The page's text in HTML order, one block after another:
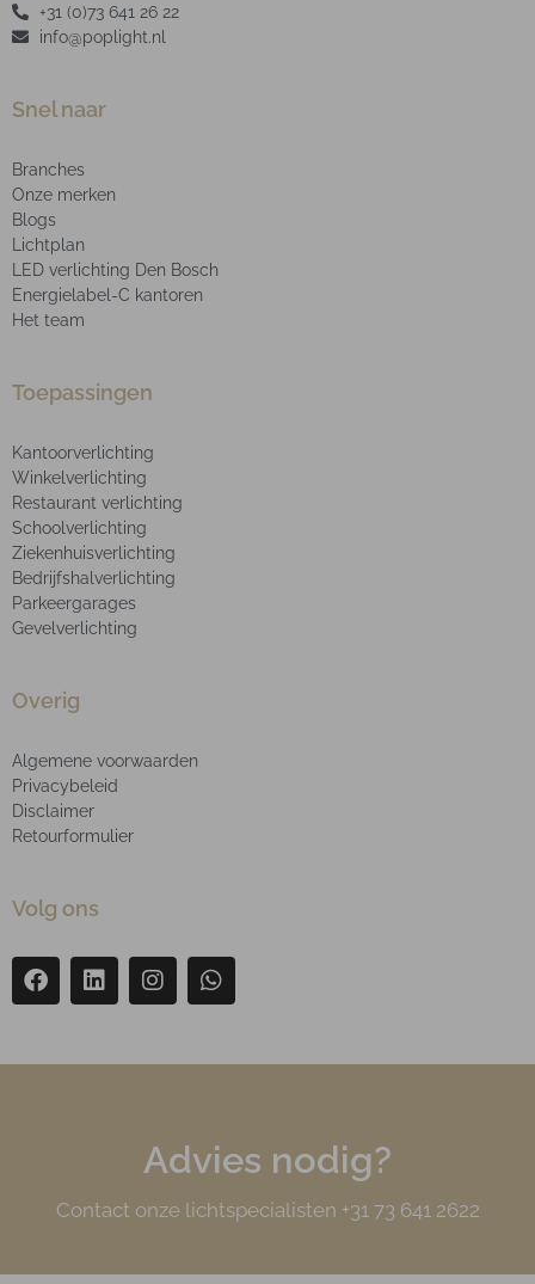
+31 (0)73 641 26 22
info@poplight.nl
Snel naar
Branches
Onze merken
Blogs
Lichtplan
LED verlichting Den Bosch
Energielabel-C kantoren
Het team
Toepassingen
Kantoorverlichting
Winkelverlichting
Restaurant verlichting
Schoolverlichting
Ziekenhuisverlichting
Bedrijfshalverlichting
Parkeergarages
Gevelverlichting
Overig
Algemene voorwaarden
Privacybeleid
Disclaimer
Retourformulier
Volg ons
Advies nodig?
Contact onze lichtspecialisten +31 73 641 2622